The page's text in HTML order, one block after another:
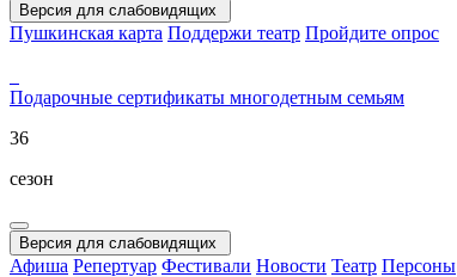
Версия для слабовидящих
Пушкинская карта Поддержи театр Пройдите опрос
Подарочные сертификаты многодетным семьям
36
сезон
Версия для слабовидящих
Афиша Репертуар Фестивали Новости Театр Персоны